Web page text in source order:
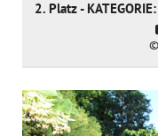
2. Platz -
©